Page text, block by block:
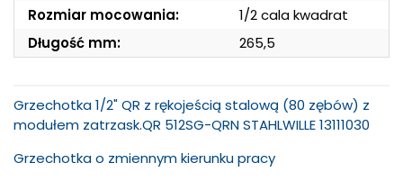
Rozmiar mocowania:
1/2 cala kwadrat
Długość mm:
265,5
Grzechotka 1/2" QR z rękojeścią stalową (80 zębów) z
modułem zatrzask.QR 512SG-QRN STAHLWILLE 13111030
Grzechotkao zmiennym kierunku pracy